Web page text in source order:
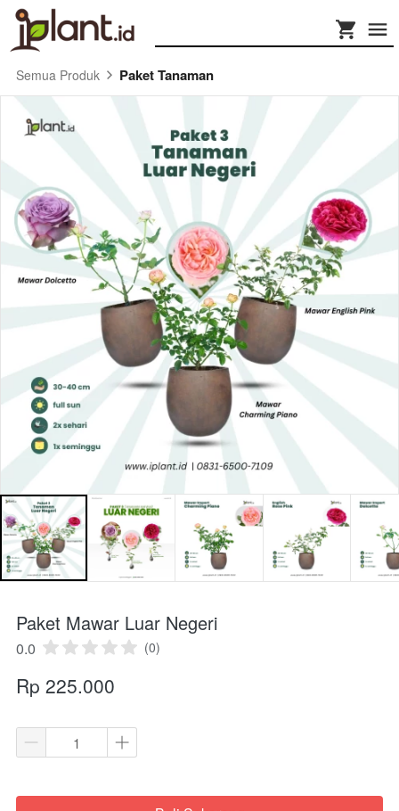
Semua Produk Paket Tanaman
Paket Mawar Luar Negeri
0.0 (0)
Rp 225.000